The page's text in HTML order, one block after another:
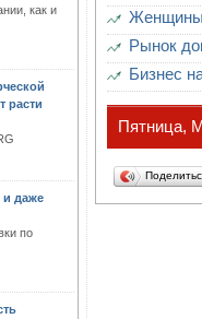
как и
расти
и даже
по
Женщины
Рынок
Бизнес
Пятница,